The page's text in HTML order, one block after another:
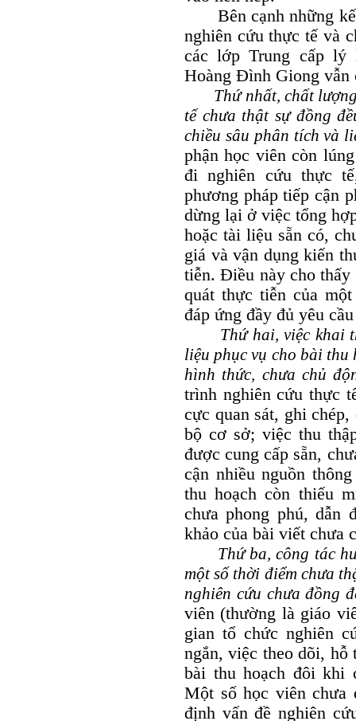
Bên cạnh những kết
nghiên cứu thực tế và
các lớp Trung cấp
Hoàng Đình Giong vẫn
Thứ nhất, chất lượng
tế chưa thật sự đồng
chiều sâu phân tích và
phận học viên còn
đi nghiên cứu thực
phương pháp tiếp cận
dừng lại ở việc tổng
hoặc tài liệu sẵn có,
giá và vận dụng kiến
tiễn. Điều này cho
quát thực tiễn của
đáp ứng đầy đủ yêu
Thứ hai, việc khai
liệu phục vụ cho bài thu
hình thức, chưa chủ
trình nghiên cứu thực
cực quan sát, ghi
bộ cơ sở; việc thu
được cung cấp sẵn,
cận nhiều nguồn
thu hoạch còn thiếu
chưa phong phú, dẫn
khảo của bài viết chưa
Thứ ba, công tác
một số thời điểm chưa
nghiên cứu chưa đồng
viên (thường là giáo
gian tổ chức nghiên
ngắn, việc theo dõi,
bài thu hoạch đôi khi
Một số học viên chưa
định vấn đề nghiên